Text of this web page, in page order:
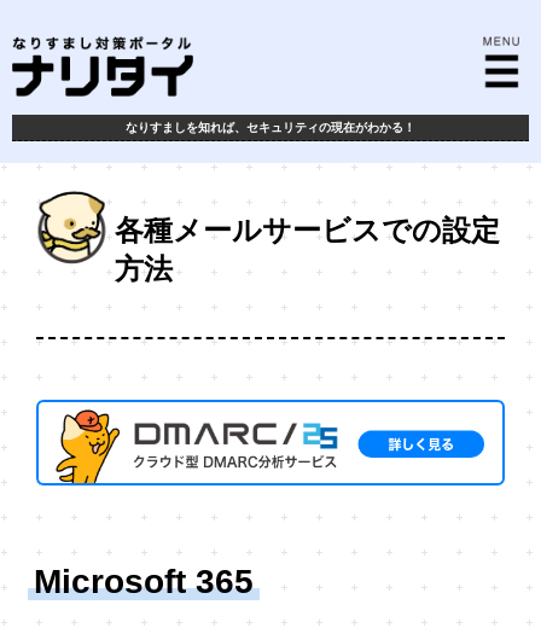
なりすましを知れば、 セキュリティの現在がわかる！
各種メールサービスでの設定
方法
Microsoft 365